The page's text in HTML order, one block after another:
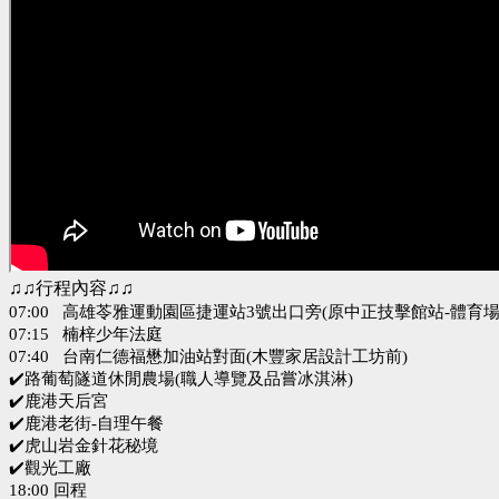
♫♫行程內容♫♫
07:00 高雄苓雅運動園區捷運站3號出口旁(原中正技擊館站-體育
07:15 楠梓少年法庭
07:40 台南仁德福懋加油站對面(木豐家居設計工坊前)
✔️路葡萄隧道休閒農場(職人導覽及品嘗冰淇淋)
✔️鹿港天后宮
✔️鹿港老街-自理午餐
✔️虎山岩金針花秘境
✔️觀光工廠
18:00 回程